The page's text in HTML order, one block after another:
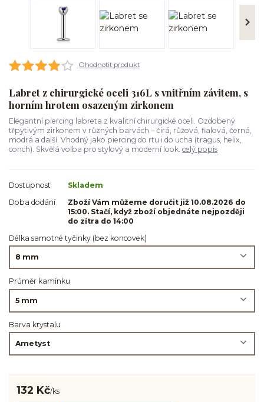
Ohodnotit produkt
Labret z chirurgické oceli 316L s vnitřním závitem, s
horním hrotem osazeným zirkonem
Elegantní piercing labreta z kvalitní chirurgické oceli. Ozdobený
třpytivým zirkonem v různých barvách – čirá, růžová, fialová, černá,
modrá a další. Vhodný jako piercing do rtu i do ucha (tragus, helix,
conch). Skvělá volba pro stylový a moderní look. celý popis
Dostupnost
Skladem
Doba dodání
Zboží Vám můžeme doručit již 10.08.2026 do
15:00. Stačí, když zboží objednáte nejpozději
do zítra do 14:00
Délka samotné tyčinky (bez koncovek)
Průměr kamínku
Barva krystalu
132 Kč/ks